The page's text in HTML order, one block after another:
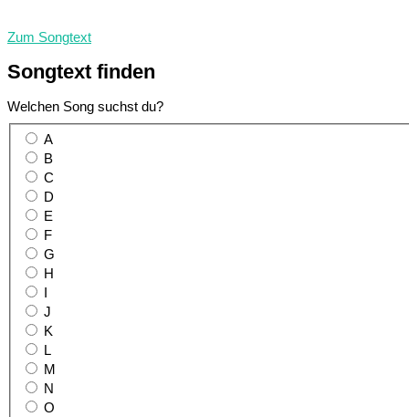
Zum Songtext
Songtext finden
Welchen Song suchst du?
A
B
C
D
E
F
G
H
J
K
L
M
N
O